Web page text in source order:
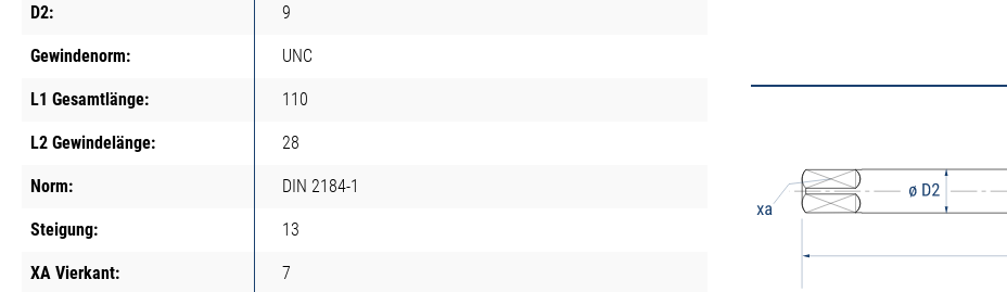
D2: 9
Gewindenorm: UNC
L1 Gesamtlänge: 110
L2 Gewindelänge: 28
Norm: DIN 2184-1
Steigung: 13
XA Vierkant: 7